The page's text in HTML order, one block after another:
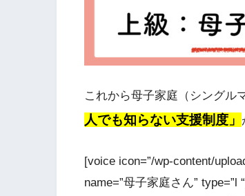
これから母子家庭（シングル
人でも知らない支援制度」
[voice icon=”/wp-content/
name=”母子家庭さん”